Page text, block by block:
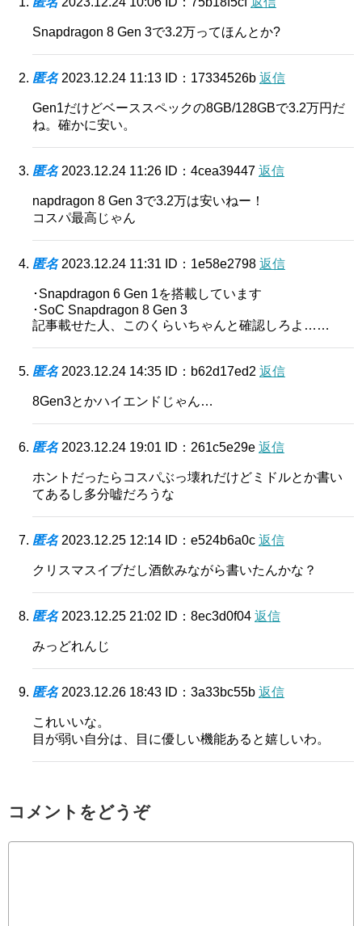
Snapdragon 8 Gen 3で3.2万ってほんとか?
匿名 2023.12.24 11:13 ID：17334526b 返信
Gen1だけどベーススペックの8GB/128GBで3.2万円だ
ね。確かに安い。
匿名 2023.12.24 11:26 ID：4cea39447 返信
napdragon 8 Gen 3で3.2万は安いねー！
コスパ最高じゃん
匿名 2023.12.24 11:31 ID：1e58e2798 返信
･Snapdragon 6 Gen 1を搭載しています
･SoC Snapdragon 8 Gen 3
記事載せた人、このくらいちゃんと確認しろよ……
匿名 2023.12.24 14:35 ID：b62d17ed2 返信
8Gen3とかハイエンドじゃん…
匿名 2023.12.24 19:01 ID：261c5e29e 返信
ホントだったらコスパぶっ壊れだけどミドルとか書い
てあるし多分嘘だろうな
匿名 2023.12.25 12:14 ID：e524b6a0c 返信
クリスマスイブだし酒飲みながら書いたんかな？
匿名 2023.12.25 21:02 ID：8ec3d0f04 返信
みっどれんじ
匿名 2023.12.26 18:43 ID：3a33bc55b 返信
これいいな。
目が弱い自分は、目に優しい機能あると嬉しいわ。
コメントをどうぞ